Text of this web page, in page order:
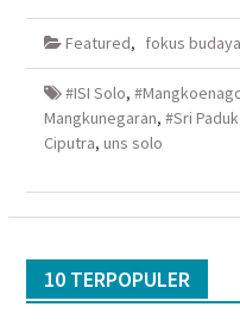
Facebook(Membuka
jendela
baru)
Twitter(Membuka
jendela
baru)
Google+
di
jendela
yang
baru)
Featured, fokus budaya
#ISI Solo,
Mangkunegaran, #Sri
Ciputra, uns solo
10 TERPOPULER